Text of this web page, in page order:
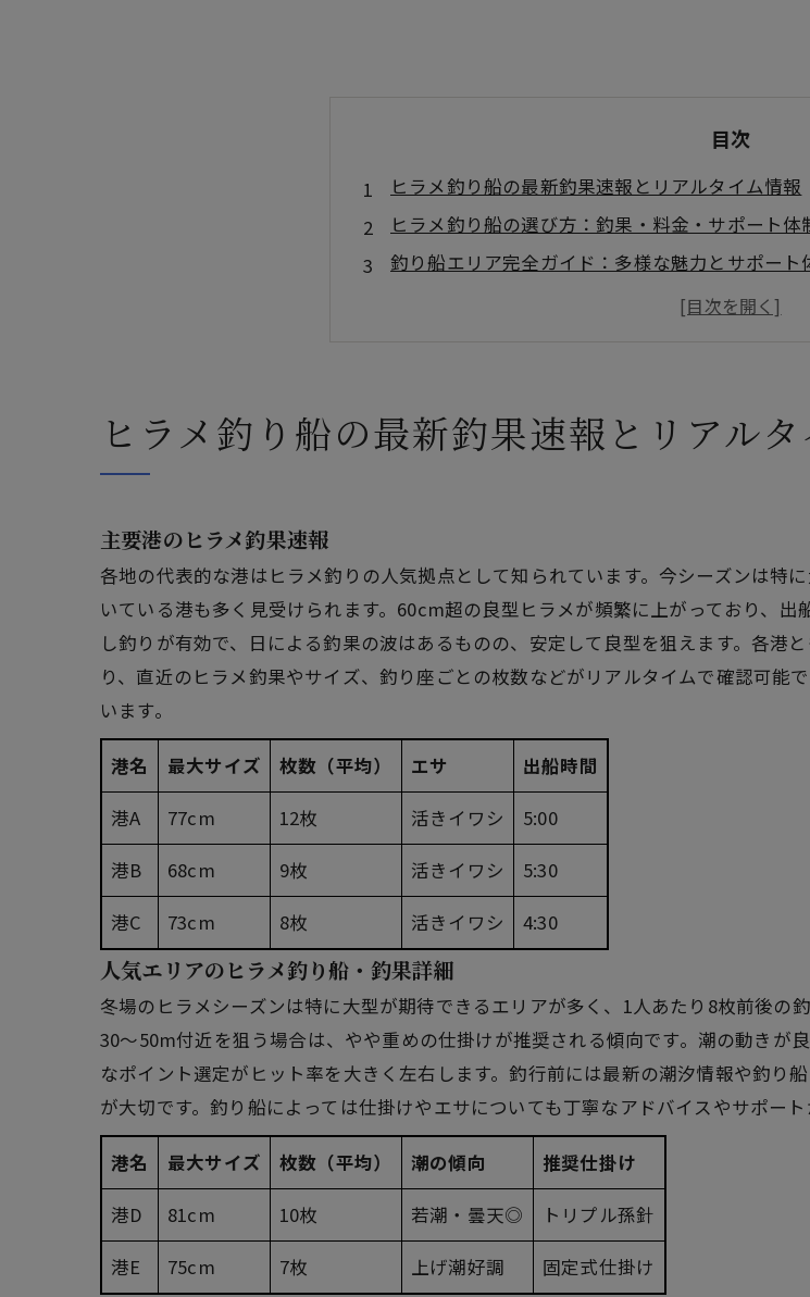
目次
ヒラメ釣り船の最新釣果速報とリアルタイム情報
ヒラメ釣り船の選び方：釣果・料金・サポート体
釣り船エリア完全ガイド：多様な魅力とサポート
ヒラメ船釣りタックル・仕掛け完全マニュアル -
ヒラメ釣り船の最新釣果速報とリアル
主要港のヒラメ釣果速報
各地の代表的な港はヒラメ釣りの人気拠点として知られています。今シーズンは特
いている港も多く見受けられます。60cm超の良型ヒラメが頻繁に上がっており、
し釣りが有効で、日による釣果の波はあるものの、安定して良型を狙えます。各港
り、直近のヒラメ釣果やサイズ、釣り座ごとの枚数などがリアルタイムで確認可能
います。
港名 最大サイズ 枚数（平均） エサ
出船時間
港A
77cm 12枚 活きイワシ
5:00
港B
68cm 9枚 活きイワシ
5:30
港C
73cm 8枚 活きイワシ 4:30
人気エリアのヒラメ釣り船・釣果詳細
冬場のヒラメシーズンは特に大型が期待できるエリアが多く、1人あたり8枚前後の
30〜50m付近を狙う場合は、やや重めの仕掛けが推奨される傾向です。潮の動きが
なポイント選定がヒット率を大きく左右します。釣行前には最新の潮汐情報や釣り
が大切です。釣り船によっては仕掛けやエサについても丁寧なアドバイスやサポート
港名 最大サイズ 枚数（平均） 潮の傾向
推奨仕掛け
港D
81cm 10枚 若潮・曇天◎
トリプル孫針
港E
75cm 7枚 上げ潮好調 固定式仕掛け